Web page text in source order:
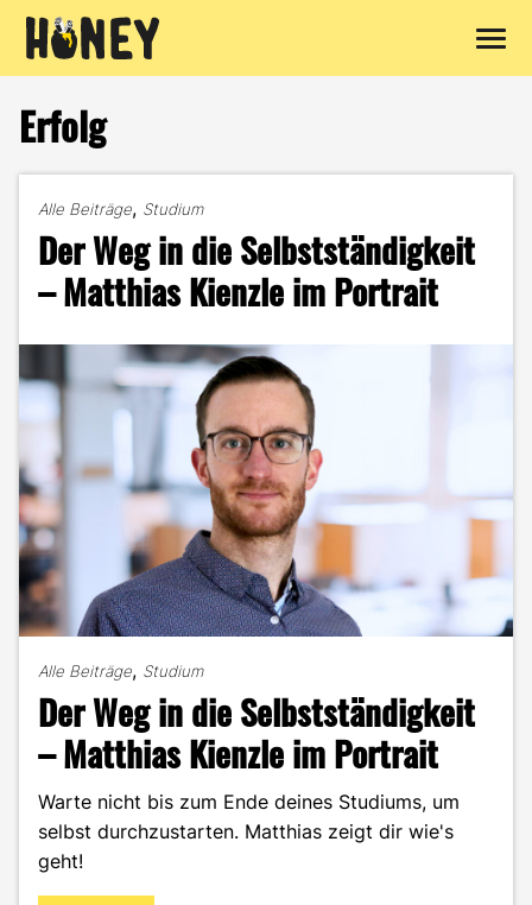
Inhalt
springen
Erfolg
Alle Beiträge, Studium
Der Weg in die Selbstständigkeit
– Matthias Kienzle im Portrait
Alle Beiträge, Studium
Der Weg in die Selbstständigkeit
– Matthias Kienzle im Portrait
Warte nicht bis zum Ende deines Studiums, um
selbst durchzustarten. Matthias zeigt dir wie's
geht!